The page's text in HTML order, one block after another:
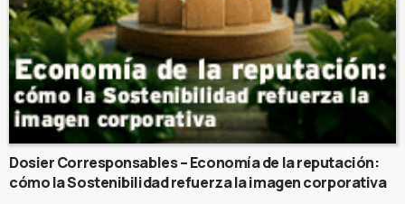
Dosier Corresponsables – Economía de la reputación:
cómo la Sostenibilidad refuerza la imagen corporativa